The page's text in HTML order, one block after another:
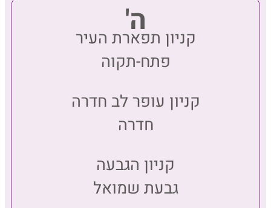
ה'
קניון תפארת העיר
פתח-תקוה
קניון עופר לב חדרה
חדרה
קניון הגבעה
גבעת שמואל